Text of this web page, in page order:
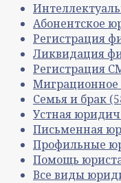
Абонентское
Регистрация
Ликвидация
Регистрация
Семья и брак
Устная
Письменная
Профильные
Помощь
Все виды